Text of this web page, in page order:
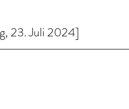
23. Juli 2024]